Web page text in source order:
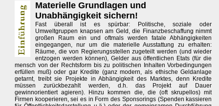
Materielle Grundlagen und
Unabhängigkeit sichern!
Fast überall ist es spürbar: Politische, soziale oder
Umweltgruppen knapsen am Geld, die Finanzbeschaffung nimmt
großen Raum ein und oftmals werden fatale Abhängigkeiten
eingegangen, nur um die materielle Ausstattung zu erhalten:
Räume, die von Regierungsstellen zugeteilt werden (und wieder
entzogen werden können), Gelder aus öffentlichen Etats (für die
mensch von der Rechtsform bis zu politischen Inhalten Vorbedingungen
erfüllen muß) oder gar Kredite (ganz modern, als ethische Geldanlage
getarnt, treibt sie Projekte in Abhängigkeit des Marktes, denn Kredite
müssen zurückbezahlt werden, d.h. das Projekt auf Dauer
gewinnorientiert agieren). Hinzu kommen die, die (oft skrupellos) mit
Firmen kooperieren, sei es in Form des Sponsorings (Spenden kassieren